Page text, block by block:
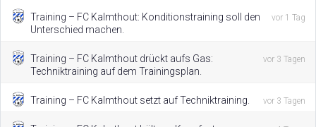
Training – FC Kalmthout: Konditionstraining soll den
Unterschied machen.
vor 1 Tag
Training – FC Kalmthout drückt aufs Gas:
Techniktraining auf dem Trainingsplan.
vor 3 Tagen
Training – FC Kalmthout setzt auf Techniktraining. vor 3 Tagen